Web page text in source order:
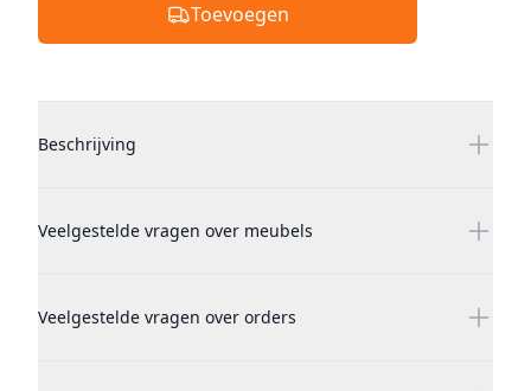
Toevoegen
Beschrijving
Veelgestelde vragen over meubels
Veelgestelde vragen over orders